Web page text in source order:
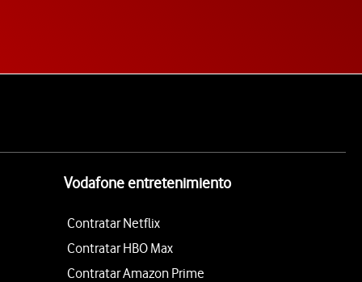
Vodafone entretenimiento
Contratar Netflix
Contratar HBO Max
Contratar Amazon Prime